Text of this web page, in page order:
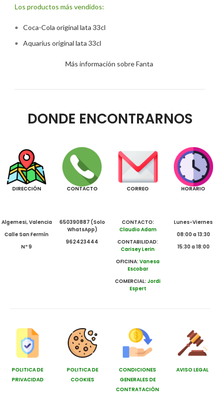
Los productos más vendidos:
Coca-Cola original lata 33cl
Aquarius original lata 33cl
Más información sobre Fanta
DONDE ENCONTRARNOS
DIRECCIÓN
Algemesi, Valencia
Calle San Fermín
Nº 9
CONTACTO
650390887 (Solo
WhatsApp)
962423444
CORREO
CONTACTO:
Claudio Adam
CONTABILIDAD:
Carisey Lerin
OFICINA:Vanesa
Escobar
COMERCIAL:Jordi
Espert
HORARIO
Lunes-Viernes
08:00 a 13:30
15:30 a 18:00
POLITICA DE
PRIVACIDAD
POLITICA DE
COOKIES
CONDICIONES
GENERALES DE
CONTRATACIÓN
AVISO LEGAL